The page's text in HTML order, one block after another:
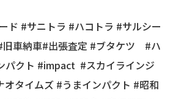
ド #サニトラ #ハコトラ #サルシー
旧車納車#出張査定 #ブタケツ #ハ
パクト #impact #スカイラインジ
オタイムズ #うまインパクト #昭和